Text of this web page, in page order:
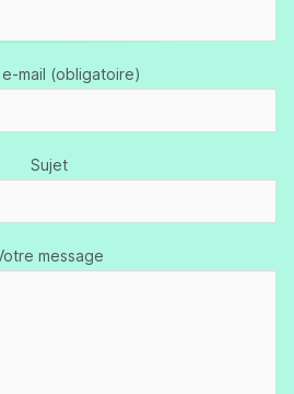
mail (obligatoire)
Sujet
message